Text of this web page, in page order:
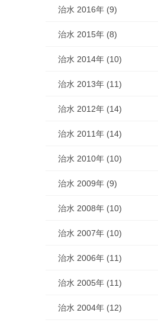
治水 2016年 (9)
治水 2015年 (8)
治水 2014年 (10)
治水 2013年 (11)
治水 2012年 (14)
治水 2011年 (14)
治水 2010年 (10)
治水 2009年 (9)
治水 2008年 (10)
治水 2007年 (10)
治水 2006年 (11)
治水 2005年 (11)
治水 2004年 (12)